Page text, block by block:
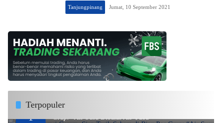
Tanjungpinang Jumat, 10 September 2021
Terpopuler
1
Rida K Liamsi Geram, Siap Tarik Saham di Riau Pos
Grup: “Air Susu Dibalas Air Tuba”